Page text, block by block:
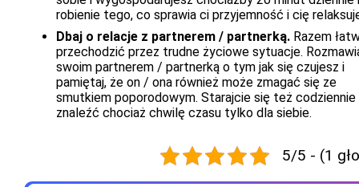
robienie tego, co sprawia ci przyjemność i cię
Dbaj o relacje z partnerem / partnerką. Razem
przechodzić przez trudne życiowe sytuacje.
swoim partnerem / partnerką o tym jak się czujesz i
pamiętaj, że on / ona również może zmagać się ze
smutkiem poporodowym. Starajcie się też codziennie
znaleźć chociaż chwilę czasu tylko dla siebie.
5/5 - (1